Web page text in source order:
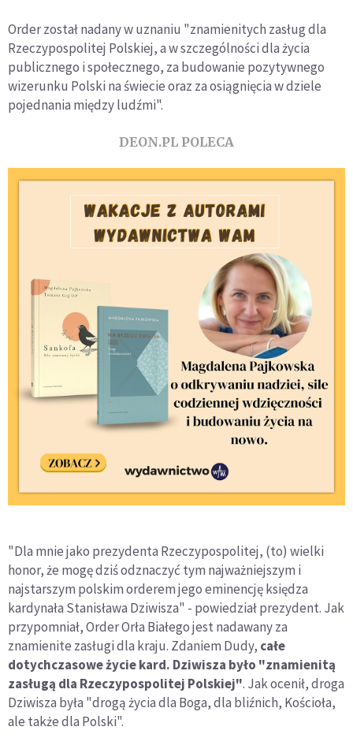
Order został nadany w uznaniu "znamienitych zasług dla
Rzeczypospolitej Polskiej, a w szczególności dla życia
publicznego i społecznego, za budowanie pozytywnego
wizerunku Polski na świecie oraz za osiągnięcia w dziele
pojednania między ludźmi".
DEON.PL POLECA
"Dla mnie jako prezydenta Rzeczypospolitej, (to) wielki
honor, że mogę dziś odznaczyć tym najważniejszym i
najstarszym polskim orderem jego eminencję księdza
kardynała Stanisława Dziwisza" - powiedział prezydent. Jak
przypomniał, Order Orła Białego jest nadawany za
znamienite zasługi dla kraju. Zdaniem Dudy, całe
dotychczasowe życie kard. Dziwisza było "znamienitą
zasługą dla Rzeczypospolitej Polskiej". Jak ocenił, droga
Dziwisza była "drogą życia dla Boga, dla bliźnich, Kościoła,
ale także dla Polski".